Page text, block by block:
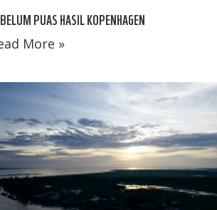
PUAS HASIL KOPENHAGEN
More »